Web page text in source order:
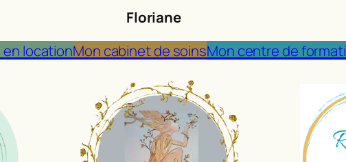
Floriane
locationMon cabinet de soinsMon centre de